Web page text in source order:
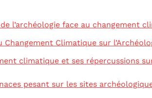
l’archéologie face au changement
Changement Climatique sur
climatique et ses répercussions
pesant sur les sites